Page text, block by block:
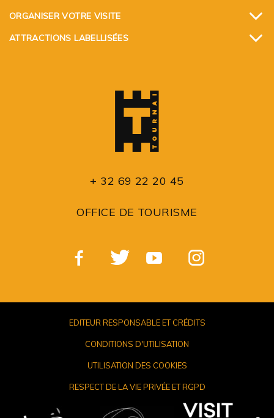
ORGANISER VOTRE VISITE
ATTRACTIONS LABELLISÉES
+ 32 69 22 20 45
OFFICE DE TOURISME
EDITEUR RESPONSABLE ET CRÉDITS
CONDITIONS D'UTILISATION
UTILISATION DES COOKIES
RESPECT DE LA VIE PRIVÉE ET RGPD